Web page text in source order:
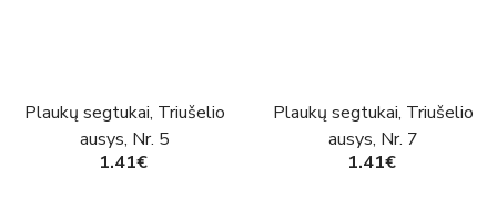
Plaukų segtukai, Triušelio
ausys, Nr. 5
1.41€
Plaukų segtukai, Triušelio
ausys, Nr. 7
1.41€